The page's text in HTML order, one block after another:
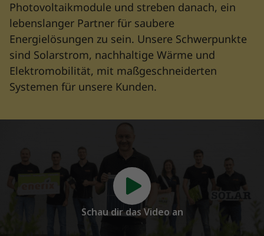
Photovoltaikmodule und streben danach, ein
lebenslanger Partner für saubere
Energielösungen zu sein. Unsere Schwerpunkte
sind Solarstrom, nachhaltige Wärme und
Elektromobilität, mit maßgeschneiderten
Systemen für unsere Kunden.
Schau dir das Video an